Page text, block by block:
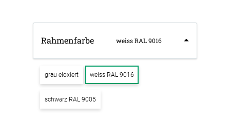
Rahmenfarbe weiss RAL 9016
grau eloxiert weiss RAL 9016
schwarz RAL 9005